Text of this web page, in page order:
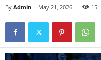
By Admin - May 21, 2026 15